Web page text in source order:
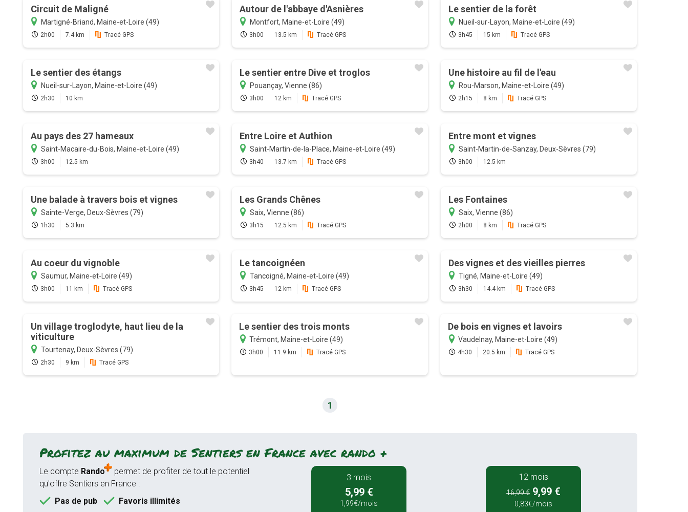
Circuit de Maligné
Martigné-Briand, Maine-et-Loire (49)
2h00 7.4 km Tracé GPS
Autour de l'abbaye d'Asnières
Montfort, Maine-et-Loire (49)
3h00 13.5 km Tracé GPS
Le sentier de la forêt
Nueil-sur-Layon, Maine-et-Loire (49)
3h45 15 km Tracé GPS
Le sentier des étangs
Nueil-sur-Layon, Maine-et-Loire (49)
2h30 10 km
Le sentier entre Dive et troglos
Pouançay, Vienne (86)
3h00 12 km Tracé GPS
Une histoire au fil de l'eau
Rou-Marson, Maine-et-Loire (49)
2h15 8 km Tracé GPS
Au pays des 27 hameaux
Saint-Macaire-du-Bois, Maine-et-Loire (49)
3h00 12.5 km
Entre Loire et Authion
Saint-Martin-de-la-Place, Maine-et-Loire (49)
3h40 13.7 km Tracé GPS
Entre mont et vignes
Saint-Martin-de-Sanzay, Deux-Sèvres (79)
3h00 12.5 km
Une balade à travers bois et vignes
Sainte-Verge, Deux-Sèvres (79)
1h30 5.3 km
Les Grands Chênes
Saix, Vienne (86)
3h15 12.5 km Tracé GPS
Les Fontaines
Saix, Vienne (86)
2h00 8 km Tracé GPS
Au coeur du vignoble
Saumur, Maine-et-Loire (49)
3h00 11 km Tracé GPS
Le tancoignéen
Tancoigné, Maine-et-Loire (49)
3h45 12 km Tracé GPS
Des vignes et des vieilles pierres
Tigné, Maine-et-Loire (49)
3h30 14.4 km Tracé GPS
Un village troglodyte, haut lieu de la
viticulture
Tourtenay, Deux-Sèvres (79)
2h30 9 km Tracé GPS
Le sentier des trois monts
Trémont, Maine-et-Loire (49)
3h00 11.9 km Tracé GPS
De bois en vignes et lavoirs
Vaudelnay, Maine-et-Loire (49)
4h30 20.5 km Tracé GPS
1
Profitez au maximum de Sentiers en France avec rando +
Le compte Rando
permet de profiter de tout le potentiel
qu'offre Sentiers en France :
Pas de pub
Favoris illimités
3 mois
5,99 €
1,99€/mois
12 mois
16,99 € 9,99 €
0,83€/mois